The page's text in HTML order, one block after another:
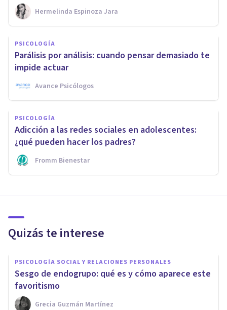
Hermelinda Espinoza Jara
PSICOLOGÍA
Parálisis por análisis: cuando pensar demasiado te
impide actuar
Avance Psicólogos
PSICOLOGÍA
Adicción a las redes sociales en adolescentes:
¿qué pueden hacer los padres?
Fromm Bienestar
Quizás te interese
PSICOLOGÍA SOCIAL Y RELACIONES PERSONALES
Sesgo de endogrupo: qué es y cómo aparece este
favoritismo
Grecia Guzmán Martínez